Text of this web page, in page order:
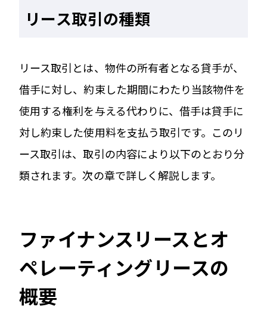
リース取引の種類
リース取引とは、物件の所有者となる貸手が、
借手に対し、約束した期間にわたり当該物件を
使用する権利を与える代わりに、借手は貸手に
対し約束した使用料を支払う取引です。このリ
ース取引は、取引の内容により以下のとおり分
類されます。次の章で詳しく解説します。
ファイナンスリースとオ
ペレーティングリースの
概要